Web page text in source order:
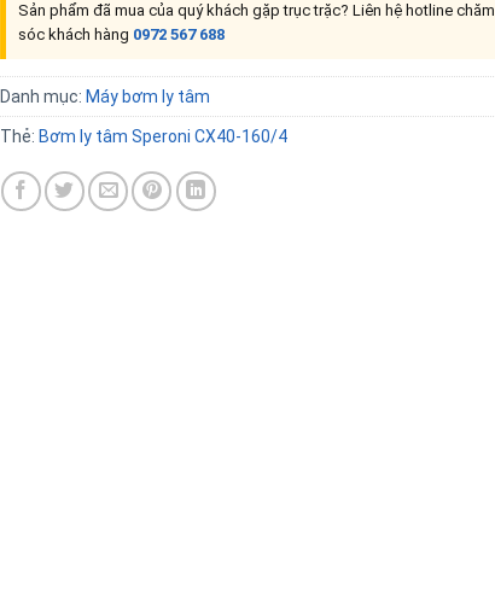
Sản phẩm đã mua của quý khách gặp trục trặc? Liên hệ hotline chăm
sóc khách hàng 0972 567 688
Danh mục: Máy bơm ly tâm
Thẻ: Bơm ly tâm Speroni CX40-160/4